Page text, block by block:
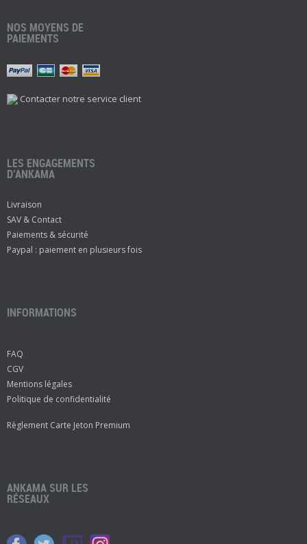
NOS MOYENS DE
PAIEMENTS
Contacter notre service client
LES ENGAGEMENTS
D’ANKAMA
Livraison
SAV & Contact
Paiements & sécurité
Paypal : paiement en plusieurs fois
INFORMATIONS
FAQ
CGV
Mentions légales
Politique de confidentialité
Règlement Carte Jeton Premium
ANKAMA SUR LES
RÉSEAUX